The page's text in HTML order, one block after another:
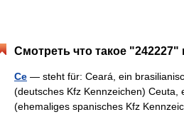
Смотреть что такое "242227"
Ce — steht für: Ceará, ein
(deutsches Kfz Kennzeichen) Ceuta,
(ehemaliges spanisches Kfz